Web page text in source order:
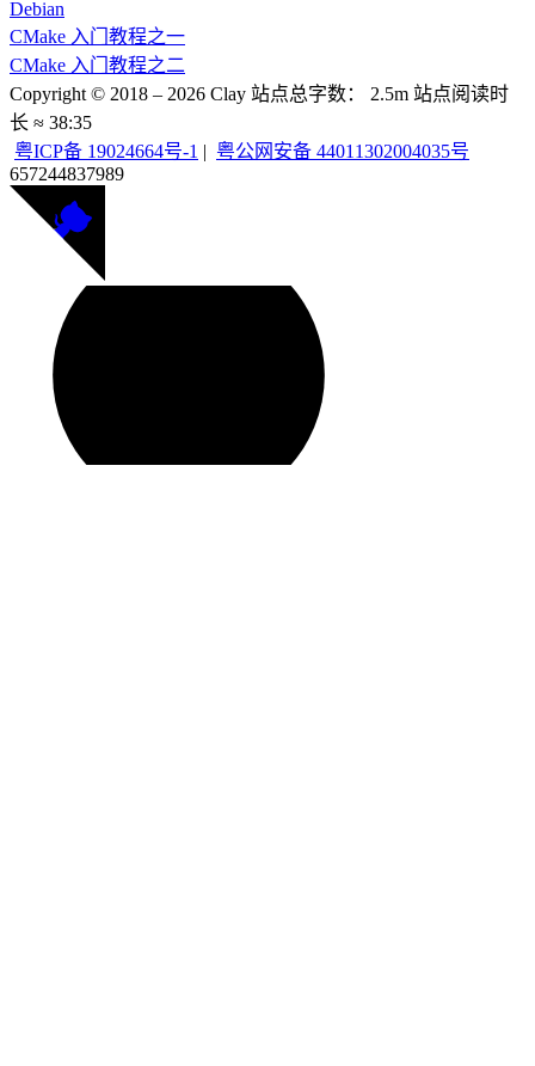
Debian
CMake 入门教程之一
CMake 入门教程之二
Copyright © 2018 – 2026 Clay 站点总字数： 2.5m 站点阅读时
长 ≈ 38:35
粤ICP备 19024664号-1 | 粤公网安备 44011302004035号
657244837989